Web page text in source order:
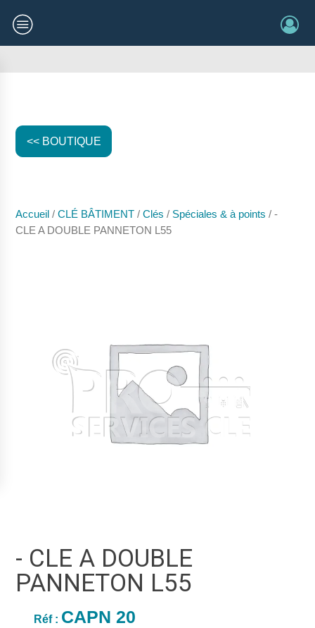
<< BOUTIQUE
Accueil /CLÉ BÂTIMENT /Clés / Spéciales & à points / -
CLE A DOUBLE PANNETON L55
- CLE A DOUBLE
PANNETON L55
Réf : CAPN 20